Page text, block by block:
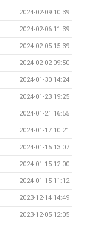
2024-02-09 10:39
2024-02-06 11:39
2024-02-05 15:39
2024-02-02 09:50
2024-01-30 14:24
2024-01-23 19:25
2024-01-21 16:55
2024-01-17 10:21
2024-01-15 13:07
2024-01-15 12:00
2024-01-15 11:12
2023-12-14 14:49
2023-12-05 12:05